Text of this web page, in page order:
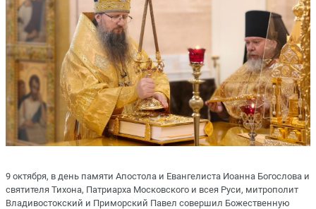
9 октября, в день памяти Апостола и Евангелиста Иоанна Богослова и
святителя Тихона, Патриарха Московского и всея Руси, митрополит
Владивостокский и Приморский Павел совершил Божественную